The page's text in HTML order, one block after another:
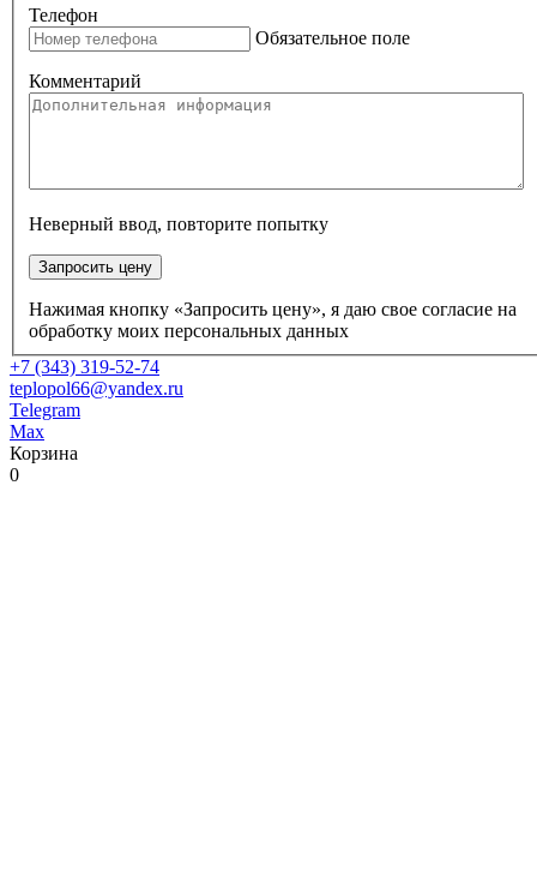
Телефон
Обязательное поле
Комментарий
Неверный ввод, повторите попытку
Запросить цену
Нажимая кнопку «Запросить цену», я даю свое согласие на
обработку моих персональных данных
+7 (343) 319-52-74
teplopol66@yandex.ru
Telegram
Max
Корзина
0